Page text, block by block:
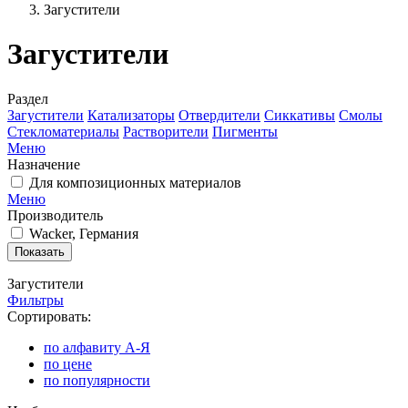
Загустители
Загустители
Раздел
Загустители Катализаторы Отвердители Сиккативы Смолы
Стекломатериалы Растворители Пигменты
Меню
Назначение
Для композиционных материалов
Меню
Производитель
Wacker, Германия
Загустители
Фильтры
Сортировать:
по алфавиту А-Я
по цене
по популярности